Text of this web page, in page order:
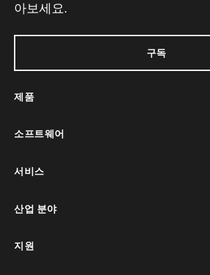
아보세요.
구독
제품
소프트웨어
서비스
산업 분야
지원